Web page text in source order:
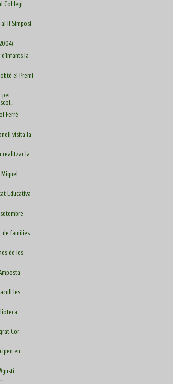
Col·legi
al II Simposi
d'infants la
obté el Premi
per
Ferré
visita la
realitzar la
Educativa
de famílies
de les
acull les
Cor
en